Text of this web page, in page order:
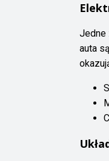
Jedne
auta